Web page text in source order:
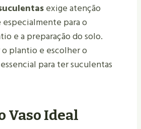
exige atenção
especialmente para o
e a preparação do solo.
plantio e escolher o
para ter suculentas
Vaso Ideal